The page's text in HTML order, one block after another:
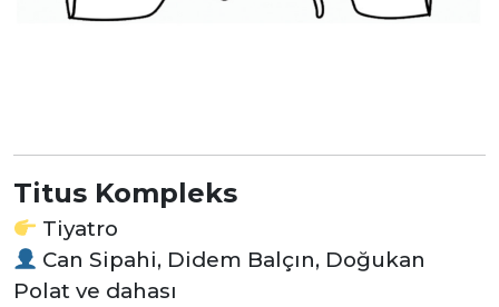
Titus Kompleks
Tiyatro
Can Sipahi, Didem Balçın, Doğukan
Polat ve dahası